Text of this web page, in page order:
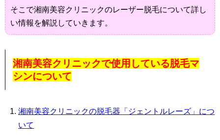
そこで湘南美容クリニックのレーザー脱毛について詳し
い情報を解説していきます。
湘南美容クリニックで使用している脱毛マ
シンについて
湘南美容クリニックの脱毛器「ジェントルレーズ」につ
いて